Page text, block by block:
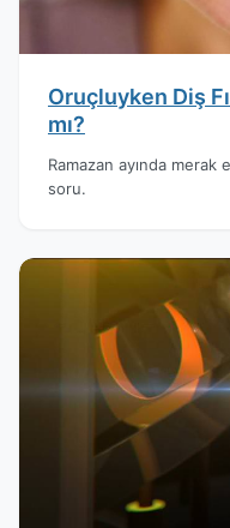
Oruçluyken Diş
mı?
Ramazan ayında merak
soru.